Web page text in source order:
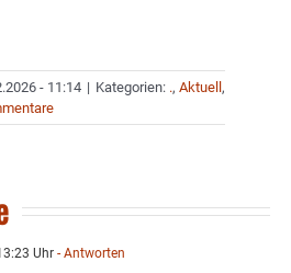
- 11:14 | Kategorien: ., Aktuell ,
Uhr - Antworten